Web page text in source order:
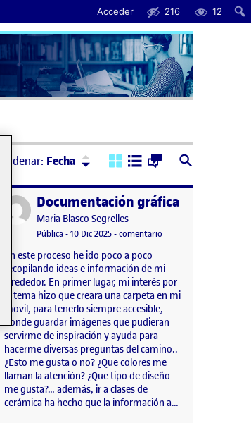
Acceder 216 12
Ordenar: Fecha Ordenar:Descendente
Publicado porDocumentación gráfica
Publicado por
Maria Blasco Segrelles
Visibilidad:
Pública-Fecha de publicación
10 Dic 2025-comentario
En este proceso he ido poco a poco
recopilando ideas e información de mi
alrededor. En primer lugar, mi interés por
el tema hizo que creara una carpeta en mi
movil, para tenerlo siempre accesible,
donde guardar imágenes que pudieran
servirme de inspiración y ayuda para
hacerme diversas preguntas del camino..
¿Esto me gusta o no? ¿Que colores me
llaman la atención? ¿Que tipo de diseño
me gusta?… además, ir a clases de
cerámica ha hecho que la información a…